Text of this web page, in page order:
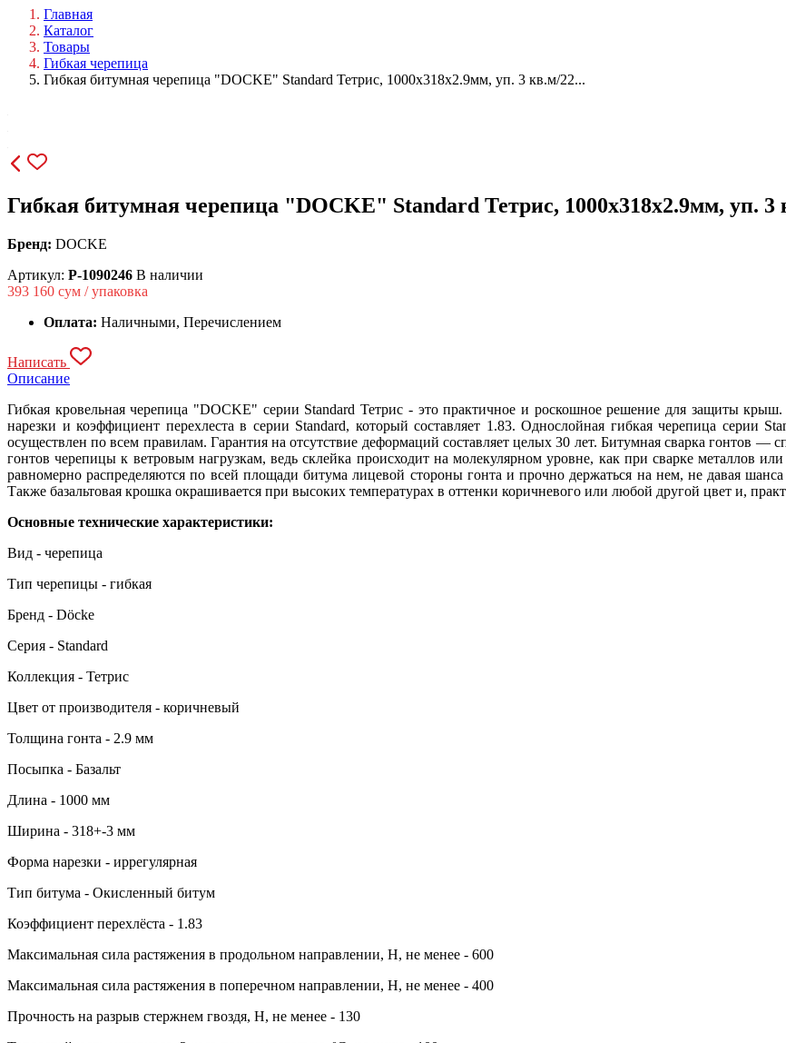
Главная
Каталог
Товары
Гибкая черепица
Гибкая битумная черепица "DOCKE" Standard Тетрис, 1000х318х2.9мм, уп. 3 кв.м/22...
Гибкая битумная черепица "DOCKE" Standard Тетрис, 1000х318х2.9мм, уп.
Бренд: DOCKE
Артикул: P-1090246 В наличии
393 160 сум / упаковка
Оплата: Наличными, Перечислением
Написать
Описание
Гибкая кровельная черепица "DOCKE" серии Standard Тетрис - это практичное и роскошное решение для защиты
нарезки и коэффициент перехлеста в серии Standard, который составляет 1.83. Однослойная гибкая черепица серии
осуществлен по всем правилам. Гарантия на отсутствие деформаций составляет целых 30 лет. Битумная сварка гонтов —
гонтов черепицы к ветровым нагрузкам, ведь склейка происходит на молекулярном уровне, как при сварке металлов
равномерно распределяются по всей площади битума лицевой стороны гонта и прочно держаться на нем, не давая
Также базальтовая крошка окрашивается при высоких температурах в оттенки коричневого или любой другой цвет и,
Основные технические характеристики:
Вид - черепица
Тип черепицы - гибкая
Бренд - Dӧcke
Серия - Standard
Коллекция - Тетрис
Цвет от производителя - коричневый
Толщина гонта - 2.9 мм
Посыпка - Базальт
Длина - 1000 мм
Ширина - 318+-3 мм
Форма нарезки - иррегулярная
Тип битума - Окисленный битум
Коэффициент перехлёста - 1.83
Максимальная сила растяжения в продольном направлении, Н, не менее - 600
Максимальная сила растяжения в поперечном направлении, Н, не менее - 400
Прочность на разрыв стержнем гвоздя, Н, не менее - 130